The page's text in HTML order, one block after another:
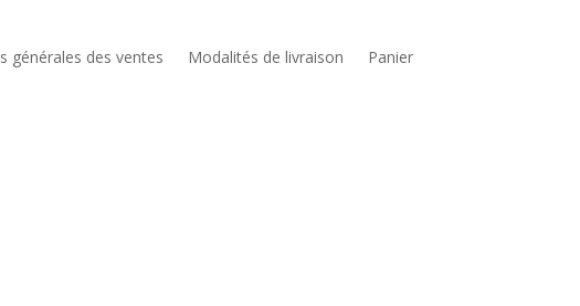
générales des ventes Modalités de livraison Panier